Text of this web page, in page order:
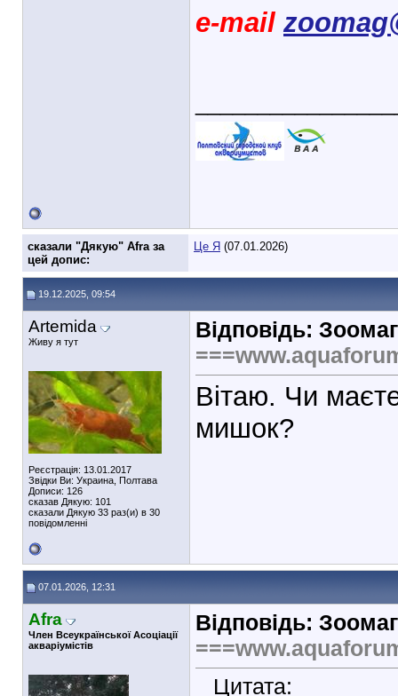
e-mail
cказали "Дякую" Afra за
цей допис:
Це Я (07.01.2026)
19.12.2025, 09:54
Artemida
Живу я тут
Реєстрація: 13.01.2017
Звідки Ви: Украина, Полтава
Дописи: 126
сказав Дякую: 101
сказали Дякую 33 раз(и) в 30
повідомленні
Відповідь:
Вітаю. Чи
мишок?
07.01.2026, 12:31
Afra
Член Всеукраїнської Асоціації
акваріумістів
Відповідь:
Цитата: